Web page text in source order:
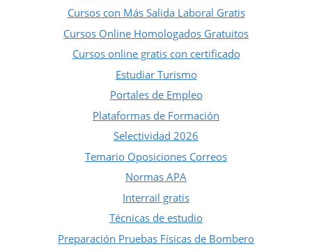
Cursos con Más Salida Laboral Gratis
Cursos Online Homologados Gratuitos
Cursos online gratis con certificado
Estudiar Turismo
Portales de Empleo
Plataformas de Formación
Selectividad 2026
Temario Oposiciones Correos
Normas APA
Interrail gratis
Técnicas de estudio
Preparación Pruebas Físicas de Bombero